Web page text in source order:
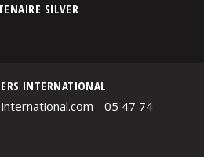
SILVER
INTERNATIONAL
- 05 47 74